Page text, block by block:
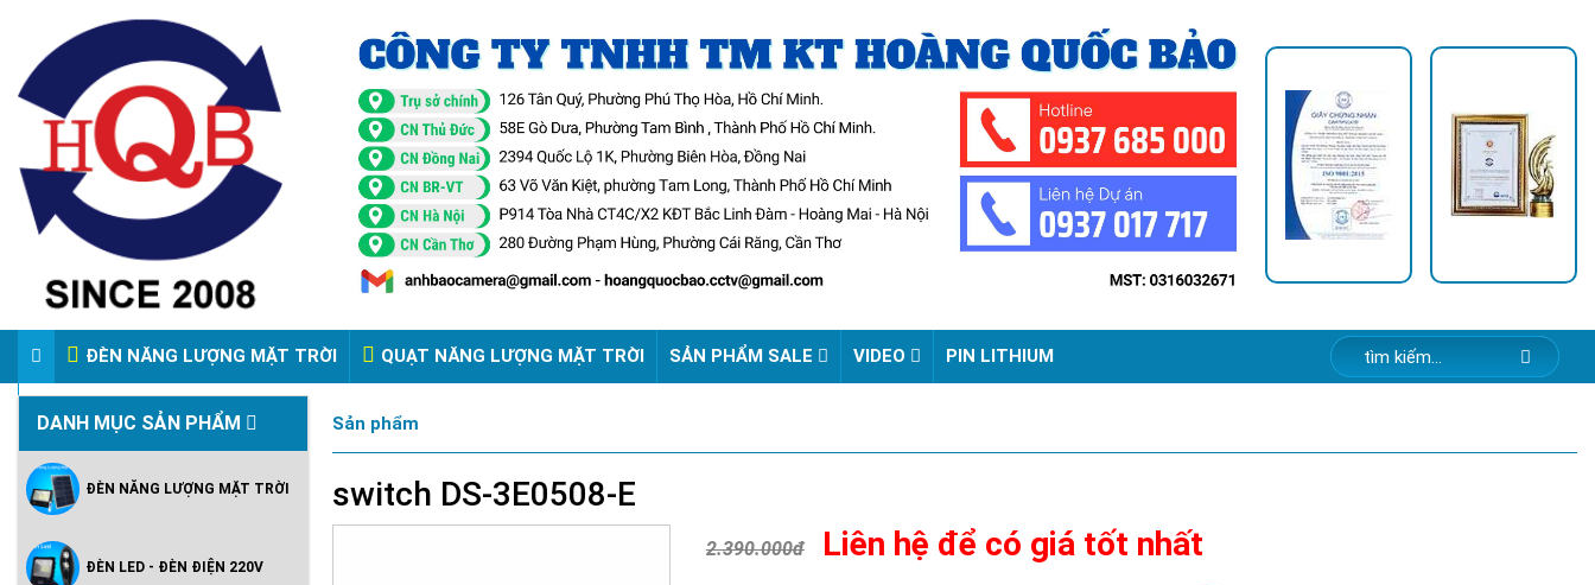
ĐÈN NĂNG LƯỢNG MẶT TRỜI QUẠT NĂNG LƯỢNG MẶT TRỜI SẢN PHẨM SALE VIDEO PIN LITHIUM
VIDEO ĐÈN PHA ĐIỆN 220V
DANH MỤC SẢN PHẨM
ĐÈN NĂNG LƯỢNG MẶT TRỜI
ĐÈN LED - ĐÈN ĐIỆN 220V
Sản phẩm
switch DS-3E0508-E
2.390.000đ Liên hệ để có giá tốt nhất